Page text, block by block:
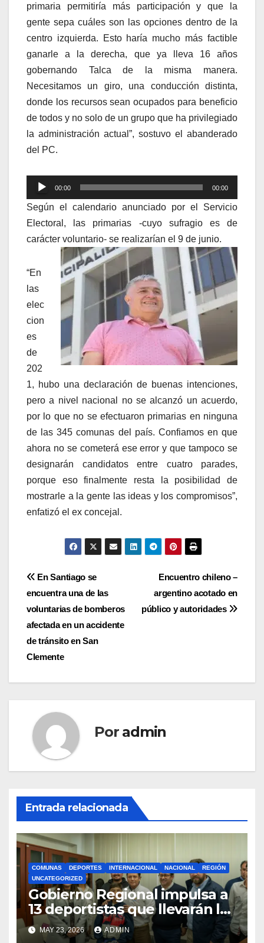
primaria permitiría más participación y que la
gente sepa cuáles son las opciones dentro de la
centro izquierda. Esto haría mucho más factible
ganarle a la derecha, que ya lleva 16 años
gobernando Talca de la misma manera.
Necesitamos un giro, una conducción distinta,
donde los recursos sean ocupados para beneficio
de todos y no solo de un grupo que ha privilegiado
la administración actual”, sostuvo el abanderado
del PC.
Reproductor
de
audio
00:00 00:00
Según el calendario anunciado por el Servicio
Electoral, las primarias -cuyo sufragio es de
carácter voluntario- se realizarían el 9 de junio.
“En
las
elec
cion
es
de
202
1, hubo una declaración de buenas intenciones,
pero a nivel nacional no se alcanzó un acuerdo,
por lo que no se efectuaron primarias en ninguna
de las 345 comunas del país. Confiamos en que
ahora no se cometerá ese error y que tampoco se
designarán candidatos entre cuatro parades,
porque eso finalmente resta la posibilidad de
mostrarle a la gente las ideas y los compromisos”,
enfatizó el ex concejal.
Navegación
de
entradas
Encuentro chileno –
argentino acotado en
público y autoridades
En Santiago se
encuentra una de las
voluntarias de bomberos
afectada en un accidente
de tránsito en San
Clemente
Por admin
Entrada relacionada
COMUNAS DEPORTES INTERNACIONAL NACIONAL
REGIÓN
UNCATEGORIZED
Gobierno Regional impulsa a
13 deportistas que llevarán la
bandera maulina a
competencias
MAY 23, 2026 ADMIN